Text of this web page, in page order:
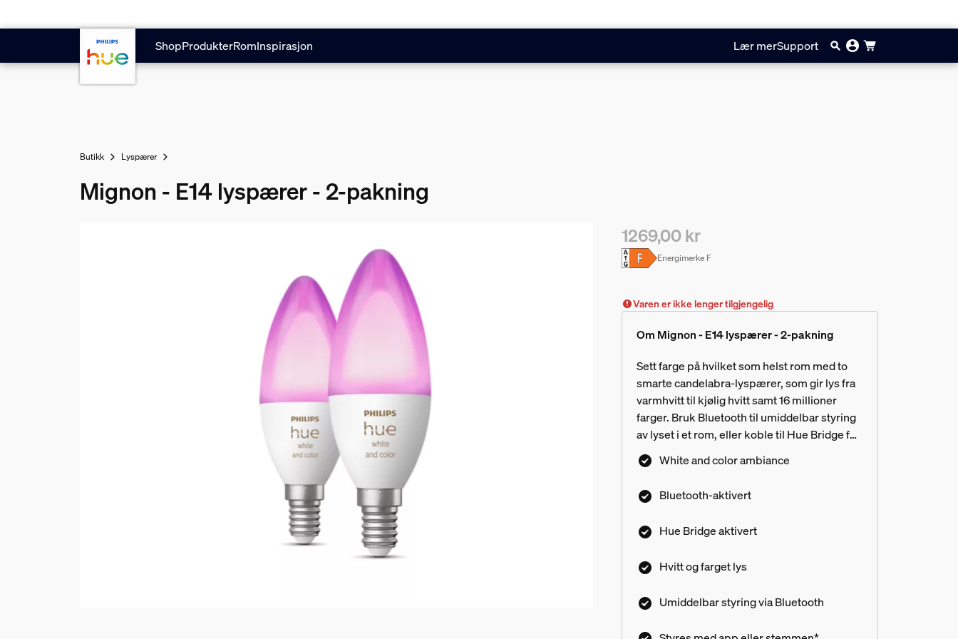
ShopProdukterRomInspirasjon Lær merSupport
Butikk Lyspærer
Mignon - E14 lyspærer - 2-pakning
Nåværende pris er 1269,00 kr
1269,00 kr
Energimerke F
Varen er ikke lenger tilgjengelig
Om Mignon - E14 lyspærer - 2-pakning
Sett farge på hvilket som helst rom med to
smarte candelabra-lyspærer, som gir lys fra
varmhvitt til kjølig hvitt samt 16 millioner
farger. Bruk Bluetooth til umiddelbar styring
av lyset i et rom, eller koble til Hue Bridge for
å låse opp alle funksjonene.
White and color ambiance
Bluetooth-aktivert
Hue Bridge aktivert
Hvitt og farget lys
Umiddelbar styring via Bluetooth